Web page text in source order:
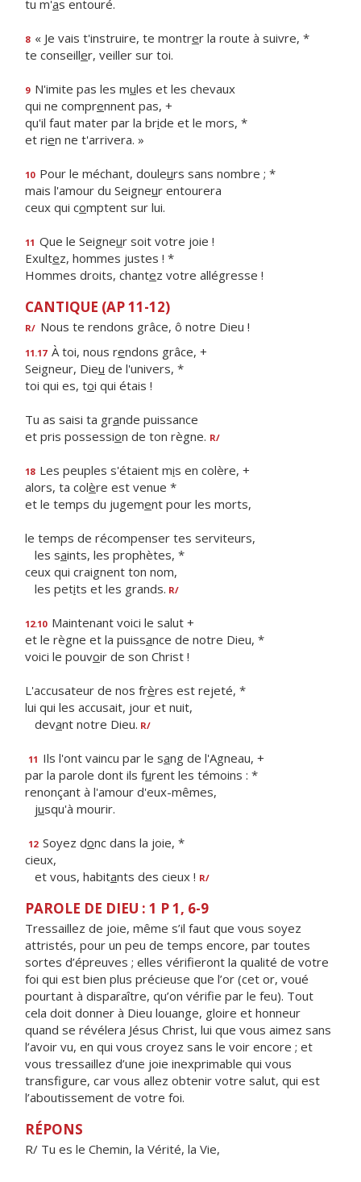
tu m'as entouré.
8 « Je vais t'instruire, te montrer la route à suivre, *
te conseiller, veiller sur toi.
9 N'imite pas les mules et les chevaux
qui ne comprennent pas, +
qu'il faut mater par la bride et le mors, *
et rien ne t'arrivera. »
10 Pour le méchant, douleurs sans nombre ; *
mais l'amour du Seigneur entourera
ceux qui comptent sur lui.
11 Que le Seigneur soit votre joie !
Exultez, hommes justes ! *
Hommes droits, chantez votre allégresse !
CANTIQUE (AP 11-12)
R/ Nous te rendons grâce, ô notre Dieu !
11.17 À toi, nous rendons grâce, +
Seigneur, Dieu de l'univers, *
toi qui es, toi qui étais !
Tu as saisi ta grande puissance
et pris possession de ton règne. R/
18 Les peuples s'étaient mis en colère, +
alors, ta colère est venue *
et le temps du jugement pour les morts,
le temps de récompenser tes serviteurs,
les saints, les prophètes, *
ceux qui craignent ton nom,
les petits et les grands. R/
12.10 Maintenant voici le salut +
et le règne et la puissance de notre Dieu, *
voici le pouvoir de son Christ !
L'accusateur de nos frères est rejeté, *
lui qui les accusait, jour et nuit,
devant notre Dieu. R/
11 Ils l'ont vaincu par le sang de l'Agneau, +
par la parole dont ils furent les témoins : *
renonçant à l'amour d'eux-mêmes,
jusqu'à mourir.
12 Soyez donc dans la joie, *
cieux,
et vous, habitants des cieux ! R/
PAROLE DE DIEU : 1 P 1, 6-9
Tressaillez de joie, même s’il faut que vous soyez
attristés, pour un peu de temps encore, par toutes
sortes d’épreuves ; elles vérifieront la qualité de votre
foi qui est bien plus précieuse que l’or (cet or, voué
pourtant à disparaître, qu’on vérifie par le feu). Tout
cela doit donner à Dieu louange, gloire et honneur
quand se révélera Jésus Christ, lui que vous aimez sans
l’avoir vu, en qui vous croyez sans le voir encore ; et
vous tressaillez d’une joie inexprimable qui vous
transfigure, car vous allez obtenir votre salut, qui est
l’aboutissement de votre foi.
RÉPONS
R/ Tu es le Chemin, la Vérité, la Vie,